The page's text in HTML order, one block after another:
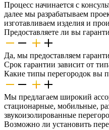
Процесс начинается с
далее мы разрабатываем
изготавливаем изделия и
Предоставляете ли вы
Да, мы предоставляем
Срок гарантии зависит от
Какие типы перегородок вы
Мы предлагаем широкий
стационарные, мобильные,
звукоизолированные
Возможно ли установить